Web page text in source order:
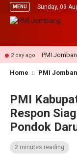
MENU Sunday, 09
day ago PMI Jombang
Home PMI
PMI
Respon
Pondok
2 minutes reading